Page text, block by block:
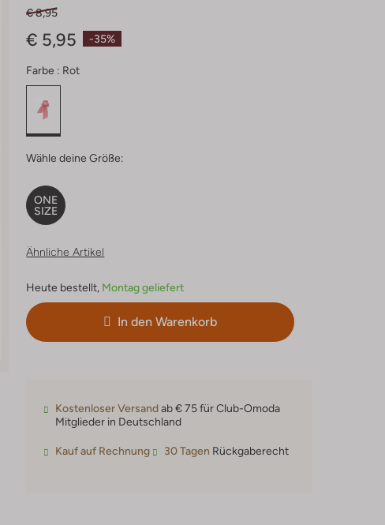
-35%
€ 8,95
€ 5,95
Farbe : Rot
Wähle deine Größe:
ONE
SIZE
Ähnliche Artikel
Heute bestellt, Montag geliefert
In den Warenkorb
Kostenloser Versandab € 75 für Club-Omoda
Mitglieder in Deutschland
Kauf auf Rechnung 30 Tagen Rückgaberecht